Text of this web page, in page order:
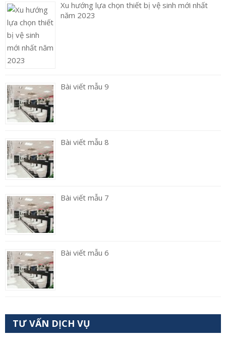
Xu hướng lựa chọn thiết bị vệ sinh mới nhất
năm 2023
Bài viết mẫu 9
Bài viết mẫu 8
Bài viết mẫu 7
Bài viết mẫu 6
TƯ VẤN DỊCH VỤ